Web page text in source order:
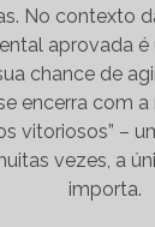
No contexto
aprovada
chance de
encerra com
vitoriosos” –
vezes, a
importa.